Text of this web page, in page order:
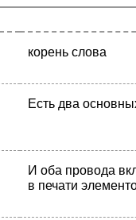
корень слова
Есть два
И оба провода
в печати